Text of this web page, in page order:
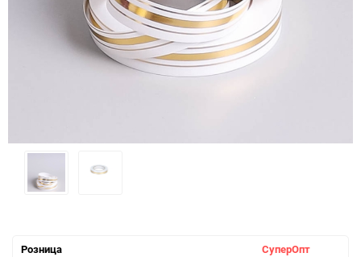
Розница СуперОпт